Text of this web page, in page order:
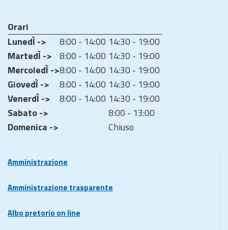
Orari
LunedÌ ->
8:00 - 14:00 14:30 - 19:00
MartedÌ -> 8:00 - 14:00 14:30 - 19:00
MercoledÌ ->8:00 - 14:00 14:30 - 19:00
GiovedÌ ->
8:00 - 14:00 14:30 - 19:00
VenerdÌ ->
8:00 - 14:00 14:30 - 19:00
Sabato ->
8:00 - 13:00
Domenica ->
Chiuso
Amministrazione
Amministrazione trasparente
Albo pretorio on line